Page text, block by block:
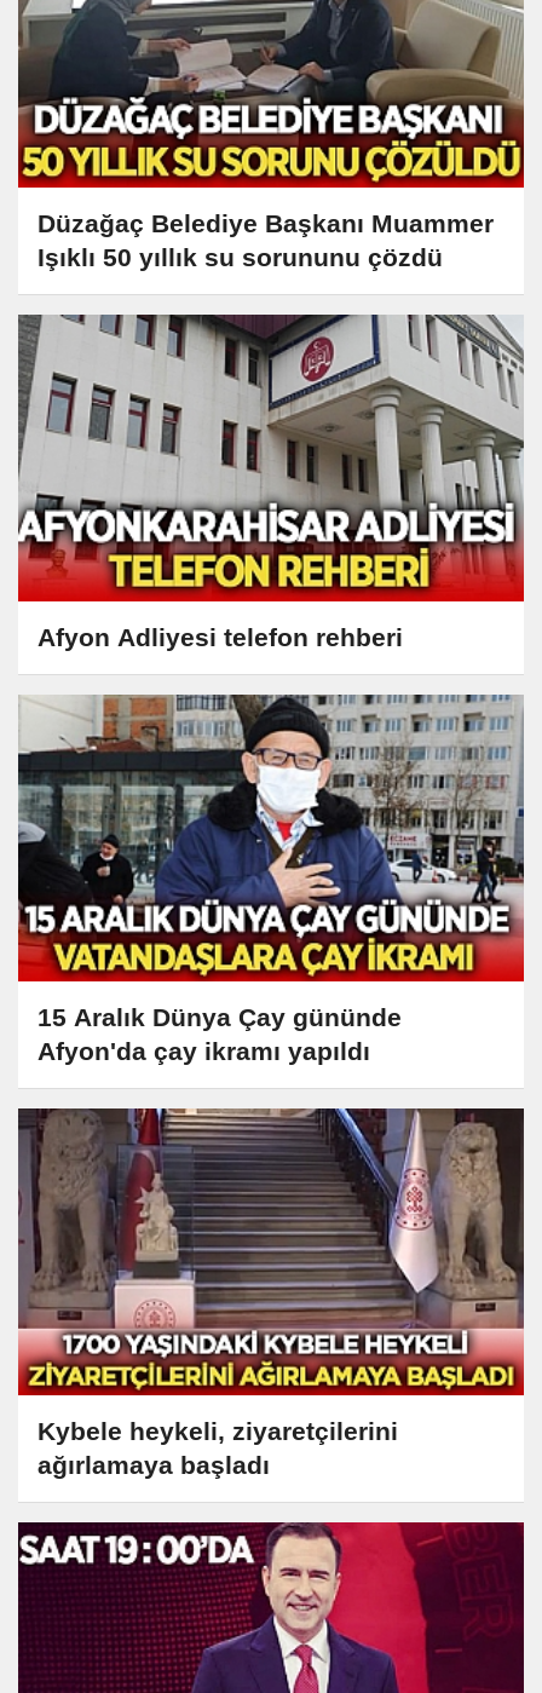
Düzağaç Belediye Başkanı Muammer
Işıklı 50 yıllık su sorununu çözdü
Afyon Adliyesi telefon rehberi
15 Aralık Dünya Çay gününde
Afyon'da çay ikramı yapıldı
Kybele heykeli, ziyaretçilerini
ağırlamaya başladı